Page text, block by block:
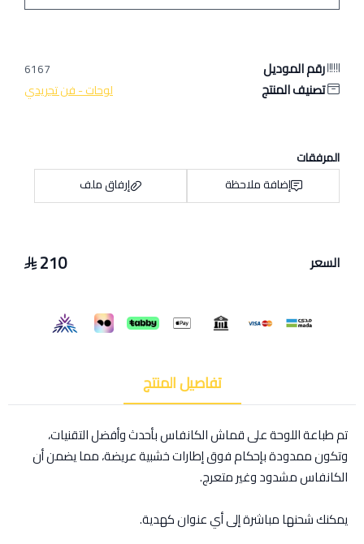
رقم الموديل 6167
تصنيف المنتج لوحات - فن تجريدي
المرفقات
إضافة ملاحظة
إرفاق ملف
السعر 210
تفاصيل المنتج
تم طباعة اللوحة على قماش الكانفاس بأحدث وأفضل التقنيات،
وتكون ممدودة بإحكام فوق إطارات خشبية عريضة، مما يضمن أن
الكانفاس مشدود وغير متعرج.
يمكنك شحنها مباشرة إلى أي عنوان كهدية.